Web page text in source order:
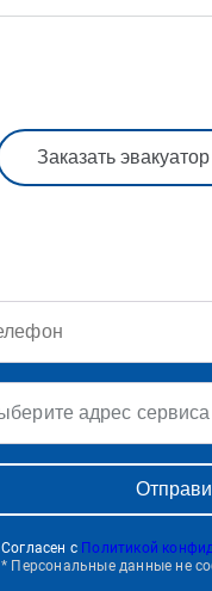
Заказать эвакуатор
Выберите адрес сервиса
Согласен с Политикой
* Персональные данные не